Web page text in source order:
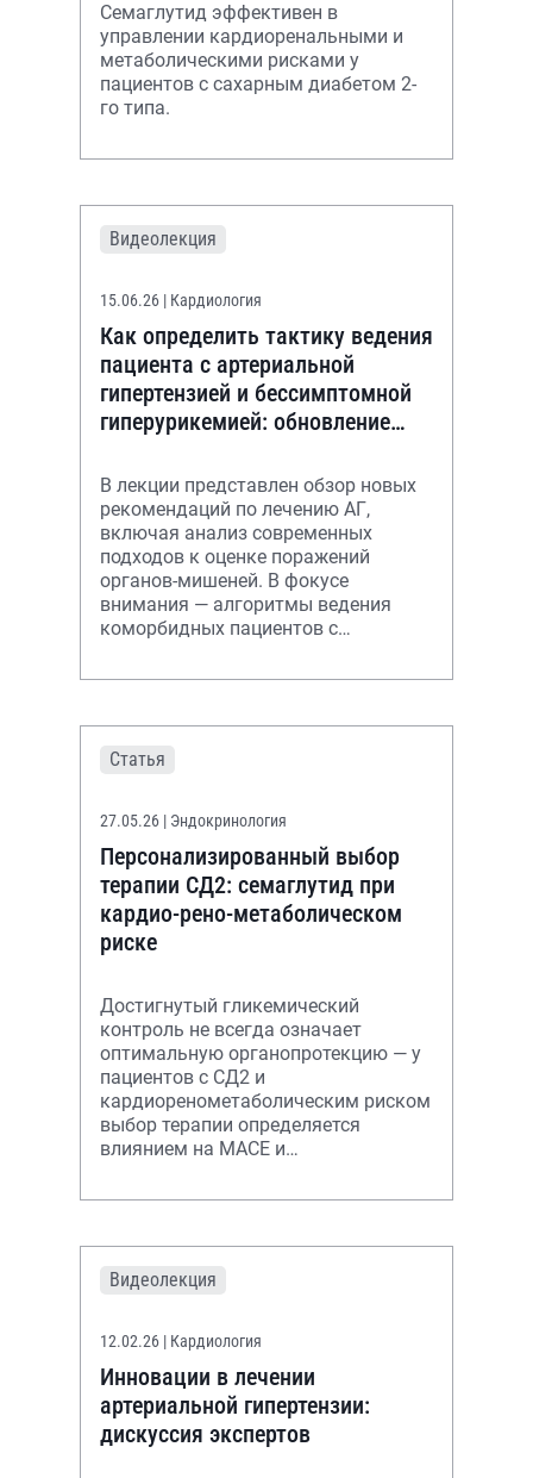
Семаглутид эффективен в
управлении кардиоренальными и
метаболическими рисками у
пациентов с сахарным диабетом 2-
го типа.
Видеолекция
15.06.26 | Кардиология
Как определить тактику ведения
пациента с артериальной
гипертензией и бессимптомной
гиперурикемией: обновление
В лекции представлен обзор новых
рекомендаций по лечению АГ,
включая анализ современных
подходов к оценке поражений
органов-мишеней. В фокусе
внимания — алгоритмы ведения
коморбидных пациентов с
Статья
27.05.26 | Эндокринология
Персонализированный выбор
терапии СД2: семаглутид при
кардио-рено-метаболическом
риске
Достигнутый гликемический
контроль не всегда означает
оптимальную органопротекцию — у
пациентов с СД2 и
кардиоренометаболическим риском
выбор терапии определяется
влиянием на MACE и
анализ доказательной базы
Видеолекция
12.02.26 | Кардиология
Инновации в лечении
артериальной гипертензии:
дискуссия экспертов